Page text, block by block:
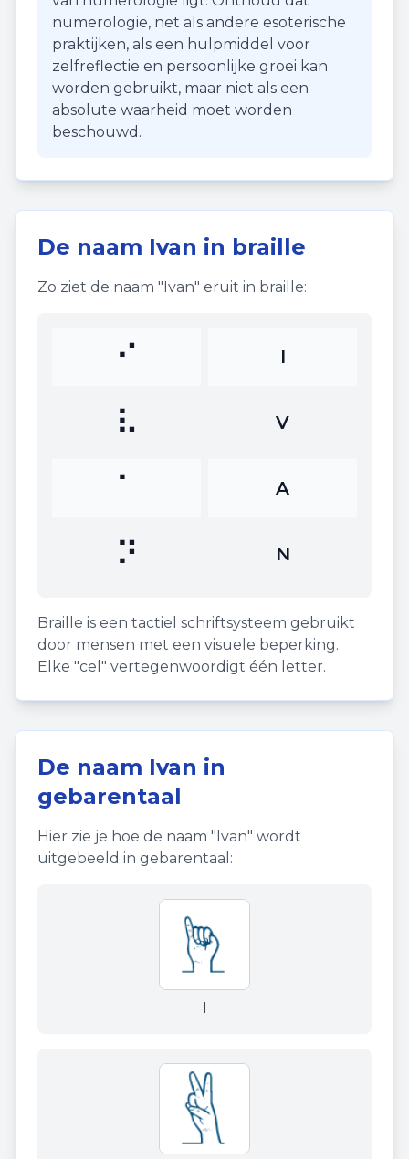
numerologie, net als andere esoterische
praktijken, als een hulpmiddel voor
zelfreflectie en persoonlijke groei kan
worden gebruikt, maar niet als een
absolute waarheid moet worden
beschouwd.
De naam Ivan in braille
Zo ziet de naam "Ivan" eruit in braille:
⠊ I
⠧ V
⠁ A
⠝ N
Braille is een tactiel schriftsysteem gebruikt
door mensen met een visuele beperking.
Elke "cel" vertegenwoordigt één letter.
De naam Ivan in
gebarentaal
Hier zie je hoe de naam "Ivan" wordt
uitgebeeld in gebarentaal:
I